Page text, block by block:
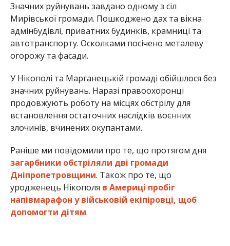
Раніше ми повідомили про те, що протягом дня
загарбники обстріляли дві громади
Дніпропетровщини. Також про те, що
уродженець Нікополяв Америці пробіг
напівмарафон у військовій екіпіровці, щоб